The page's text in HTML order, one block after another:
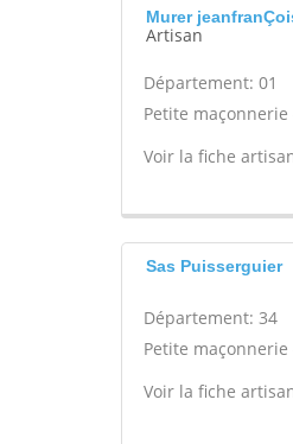
Murer
Artisan
Département: 01
Petite maçonnerie
Voir la fiche
Sas Puisserguier
Département: 34
Petite maçonnerie
Voir la fiche